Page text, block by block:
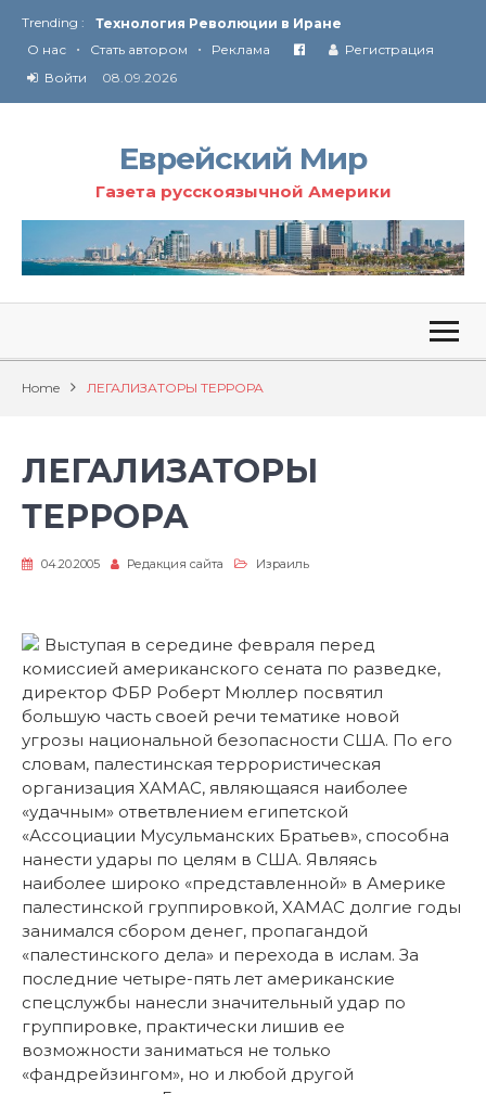
Trending :
Технология Революции в Иране
От Ирана до Ливана и Газы
О нас • Стать автором • Реклама
Регистрация
Войти
08.09.2026
Еврейский Мир
Газета русскоязычной Америки
Home ЛЕГАЛИЗАТОРЫ ТЕРРОРА
ЛЕГАЛИЗАТОРЫ
ТЕРРОРА
04.20.2005 Редакция сайта Израиль
Выступая в середине февраля перед
комиссией американского сената по разведке,
директор ФБР Роберт Мюллер посвятил
большую часть своей речи тематике новой
угрозы национальной безопасности США. По его
словам, палестинская террористическая
организация ХАМАС, являющаяся наиболее
«удачным» ответвлением египетской
«Ассоциации Мусульманских Братьев», способна
нанести удары по целям в США. Являясь
наиболее широко «представленной» в Америке
палестинской группировкой, ХАМАС долгие годы
занимался сбором денег, пропагандой
«палестинского дела» и перехода в ислам. За
последние четыре-пять лет американские
спецслужбы нанесли значительный удар по
группировке, практически лишив ее
возможности заниматься не только
«фандрейзингом», но и любой другой